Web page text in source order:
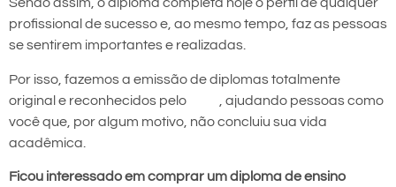
Sendo assim, o diploma completa hoje o perfil de qualquer
profissional de sucesso e, ao mesmo tempo, faz as pessoas
se sentirem importantes e realizadas.
Por isso, fazemos a emissão de diplomas totalmente
original e reconhecidos pelo
, ajudando pessoas como
você que, por algum motivo, não concluiu sua vida
acadêmica.
Ficou interessado em comprar um diploma de ensino